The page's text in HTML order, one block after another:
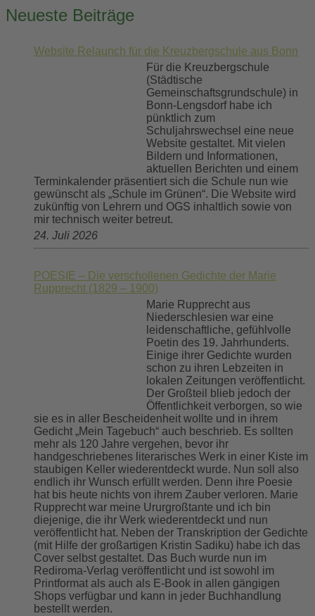
Neueste Beiträge
Website Relaunch für die Kreuzbergschule aus Bonn
Für die Kreuzbergschule
(Städtische
Gemeinschaftsgrundschule) in
Bonn-Lengsdorf habe ich
pünktlich zum
Schuljahrswechsel eine neue
Website gestaltet. Mit vielen
Bildern und Informationen,
aktuellen Berichten und einem
Terminkalender präsentiert sich die Schule nun wie
gewünscht als „Schule im Grünen“. Die Website wird
zukünftig von Lehrern und OGS inhaltlich sowie von
mir technisch weiter betreut.
24. Juli 2026
POESIE – Die verschollenen Gedichte der Marie
Rupprecht (1829 – 1900)
Marie Rupprecht aus
Niederschlesien war eine
leidenschaftliche, gefühlvolle
Poetin des 19. Jahrhunderts.
Einige ihrer Gedichte wurden
schon zu ihren Lebzeiten in
lokalen Zeitungen veröffentlicht.
Der Großteil blieb jedoch der
Öffentlichkeit verborgen, so wie
sie es in aller Bescheidenheit wollte und in ihrem
Gedicht „Mein Tagebuch“ auch beschrieb. Es sollten
mehr als 120 Jahre vergehen, bevor ihr
handgeschriebenes literarisches Werk in einer Kiste im
staubigen Keller wiederentdeckt wurde. Nun soll also
endlich ihr Wunsch erfüllt werden. Denn ihre Poesie
hat bis heute nichts von ihrem Zauber verloren. Marie
Rupprecht war meine Ururgroßtante und ich bin
diejenige, die ihr Werk wiederentdeckt und nun
veröffentlicht hat. Neben der Transkription der Gedichte
(mit Hilfe der großartigen Kristin Sadiku) habe ich das
Cover selbst gestaltet. Das Buch wurde nun im
Rediroma-Verlag veröffentlicht und ist sowohl im
Printformat als auch als E-Book in allen gängigen
Shops verfügbar und kann in jeder Buchhandlung
bestellt werden.